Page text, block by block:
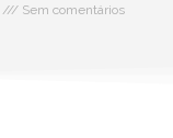
Sem comentários